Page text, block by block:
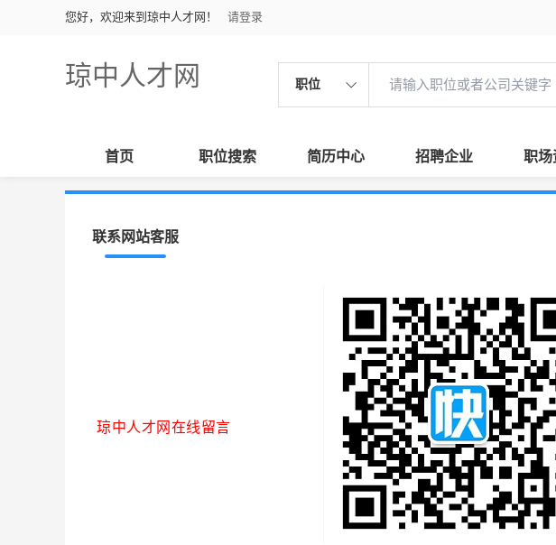
您好，欢迎来到琼中人才网！ 请登录
琼中人才网 职位
首页 职位搜索 简历中心 招聘企业 职场
联系网站客服
琼中人才网在线留言